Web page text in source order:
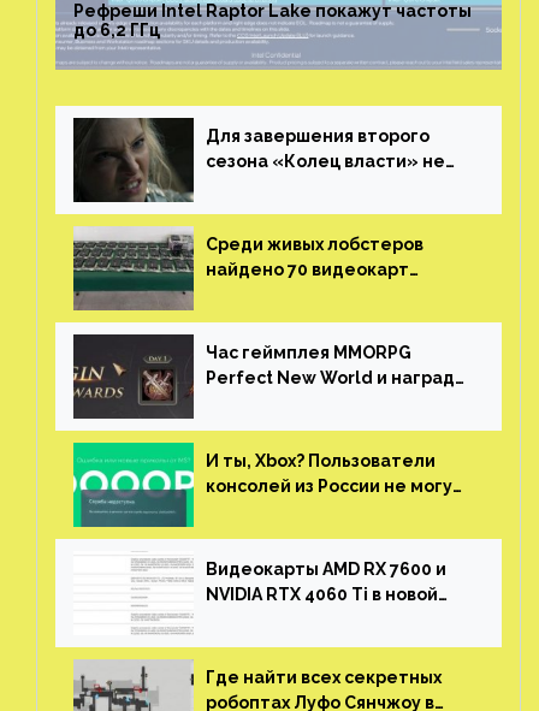
Рефреши Intel Raptor Lake покажут частоты
до 6,2 ГГц
Для завершения второго
сезона «Колец власти» не
Среди живых лобстеров
найдено 70 видеокарт
китайской таможни
Час геймплея MMORPG
Perfect New World и награды
И ты, Xbox? Пользователи
консолей из России не могут
Видеокарты AMD RX 7600 и
NVIDIA RTX 4060 Ti в новой
Где найти всех секретных
робоптах Луфо Сянчжоу в